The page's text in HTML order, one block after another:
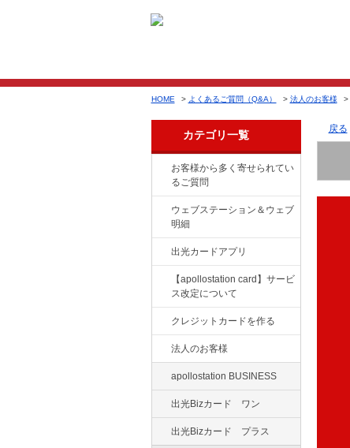
HOME > よくあるご質問（Q&A） > 法人のお客様 >
カテゴリ一覧
お客様から多く寄せられてい
るご質問
ウェブステーション＆ウェブ
明細
出光カードアプリ
【apollostation card】サービ
ス改定について
クレジットカードを作る
法人のお客様
apollostation BUSINESS
出光Bizカード ワン
出光Bizカード プラス
戻る